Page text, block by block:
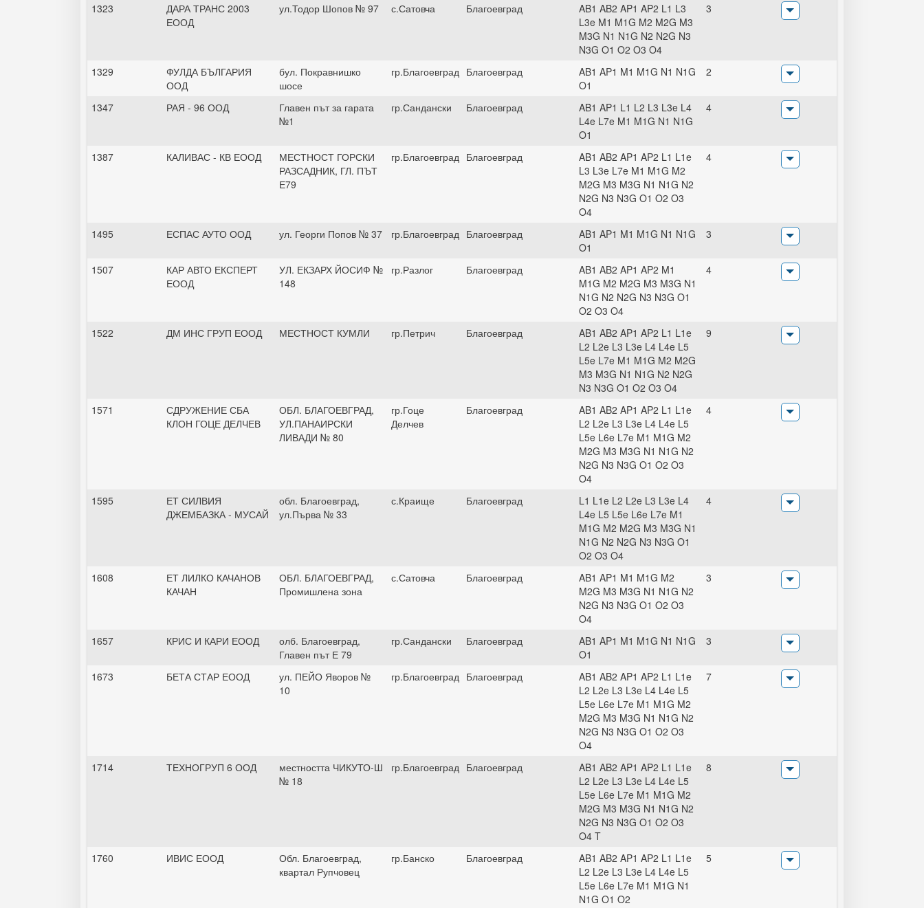
1323
ДАРА ТРАНС 2003
ЕООД
ул.Тодор Шопов № 97 с.Сатовча Благоевград
AB1 AB2 AP1 AP2 L1 L3
L3e M1 M1G M2 M2G M3
M3G N1 N1G N2 N2G N3
N3G O1 O2 O3 O4
3
1329
ФУЛДА БЪЛГАРИЯ
ООД
бул. Покравнишко
шосе
гр.Благоевград Благоевград
AB1 AP1 M1 M1G N1 N1G
O1
2
1347 РАЯ - 96 ООД
Главен път за гарата
№1
гр.Сандански Благоевград
AB1 AP1 L1 L2 L3 L3e L4
L4e L7e M1 M1G N1 N1G
O1
4
1387 КАЛИВАС - КВ ЕООД
МЕСТНОСТ ГОРСКИ
РАЗСАДНИК, ГЛ. ПЪТ
Е79
гр.Благоевград Благоевград
AB1 AB2 AP1 AP2 L1 L1e
L3 L3e L7e M1 M1G M2
M2G M3 M3G N1 N1G N2
N2G N3 N3G O1 O2 O3
O4
4
1495 ЕСПАС АУТО ООД ул. Георги Попов № 37 гр.Благоевград Благоевград
AB1 AP1 M1 M1G N1 N1G
O1
3
1507
КАР АВТО ЕКСПЕРТ
ЕООД
УЛ. ЕКЗАРХ ЙОСИФ №
148
гр.Разлог Благоевград
AB1 AB2 AP1 AP2 M1
M1G M2 M2G M3 M3G N1
N1G N2 N2G N3 N3G O1
O2 O3 O4
4
1522 ДМ ИНС ГРУП ЕООД МЕСТНОСТ КУМЛИ гр.Петрич Благоевград
AB1 AB2 AP1 AP2 L1 L1e
L2 L2e L3 L3e L4 L4e L5
L5e L7e M1 M1G M2 M2G
M3 M3G N1 N1G N2 N2G
N3 N3G O1 O2 O3 O4
9
1571
СДРУЖЕНИЕ СБА
КЛОН ГОЦЕ ДЕЛЧЕВ
ОБЛ. БЛАГОЕВГРАД,
УЛ.ПАНАИРСКИ
ЛИВАДИ № 80
гр.Гоце
Делчев
Благоевград
AB1 AB2 AP1 AP2 L1 L1e
L2 L2e L3 L3e L4 L4e L5
L5e L6e L7e M1 M1G M2
M2G M3 M3G N1 N1G N2
N2G N3 N3G O1 O2 O3
O4
4
1595
ЕТ СИЛВИЯ
ДЖЕМБАЗКА - МУСАЙ
обл. Благоевград,
ул.Първа № 33
с.Краище Благоевград
L1 L1e L2 L2e L3 L3e L4
L4e L5 L5e L6e L7e M1
M1G M2 M2G M3 M3G N1
N1G N2 N2G N3 N3G O1
O2 O3 O4
4
1608
ЕТ ЛИЛКО КАЧАНОВ
КАЧАН
ОБЛ. БЛАГОЕВГРАД,
Промишлена зона
с.Сатовча Благоевград
AB1 AP1 M1 M1G M2
M2G M3 M3G N1 N1G N2
N2G N3 N3G O1 O2 O3
O4
3
1657 КРИС И КАРИ ЕООД
олб. Благоевград,
Главен път Е 79
гр.Сандански Благоевград
AB1 AP1 M1 M1G N1 N1G
O1
3
1673 БЕТА СТАР ЕООД
ул. ПЕЙО Яворов №
10
гр.Благоевград Благоевград
AB1 AB2 AP1 AP2 L1 L1e
L2 L2e L3 L3e L4 L4e L5
L5e L6e L7e M1 M1G M2
M2G M3 M3G N1 N1G N2
N2G N3 N3G O1 O2 O3
O4
7
1714 ТЕХНОГРУП 6 ООД
местността ЧИКУТО-Ш
№ 18
гр.Благоевград Благоевград
AB1 AB2 AP1 AP2 L1 L1e
L2 L2e L3 L3e L4 L4e L5
L5e L6e L7e M1 M1G M2
M2G M3 M3G N1 N1G N2
N2G N3 N3G O1 O2 O3
O4 T
8
1760 ИВИС ЕООД
Обл. Благоевград,
квартал Рупчовец
гр.Банско Благоевград
AB1 AB2 AP1 AP2 L1 L1e
L2 L2e L3 L3e L4 L4e L5
L5e L6e L7e M1 M1G N1
N1G O1 O2
5